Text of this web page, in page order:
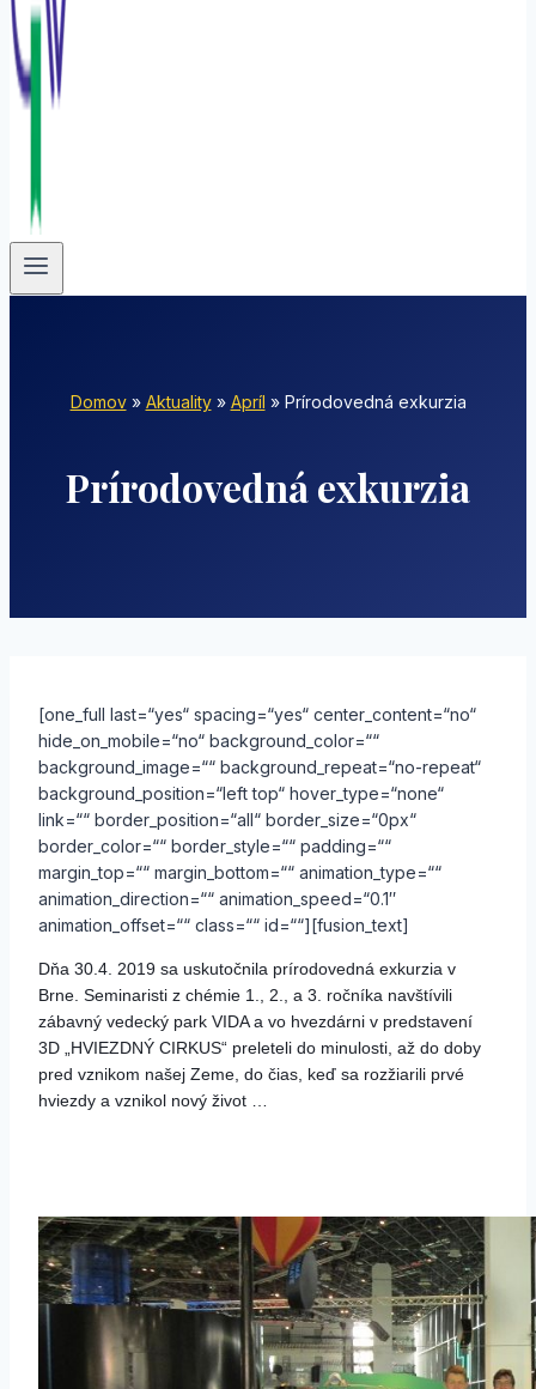
Domov» Aktuality» Apríl » Prírodovedná exkurzia
Prírodovedná exkurzia
[one_full last=“yes“ spacing=“yes“ center_content=“no“
hide_on_mobile=“no“ background_color=““
background_image=““ background_repeat=“no-repeat“
background_position=“left top“ hover_type=“none“
link=““ border_position=“all“ border_size=“0px“
border_color=““ border_style=““ padding=““
margin_top=““ margin_bottom=““ animation_type=““
animation_direction=““ animation_speed=“0.1″
animation_offset=““ class=““ id=““][fusion_text]
Dňa 30.4. 2019 sa uskutočnila prírodovedná exkurzia v
Brne. Seminaristi z chémie 1., 2., a 3. ročníka navštívili
zábavný vedecký park VIDA a vo hvezdárni v predstavení
3D „HVIEZDNÝ CIRKUS“ preleteli do minulosti, až do doby
pred vznikom našej Zeme, do čias, keď sa rozžiarili prvé
hviezdy a vznikol nový život …